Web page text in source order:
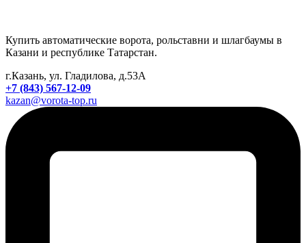
Купить автоматические ворота, рольставни и шлагбаумы в
Казани и республике Татарстан.
г.Казань, ул. Гладилова, д.53А
+7 (843) 567-12-09
kazan@vorota-top.ru